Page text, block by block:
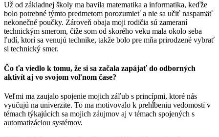
Už od základnej školy ma bavila matematika a informatika, keďže
bolo potrebné týmto predmetom porozumieť a nie sa učiť naspamäť
nekonečné poučky. Zároveň obaja moji rodičia sú zameraní
technickým smerom, čiže som od skorého veku mala okolo seba
ľudí, ktorí sa venujú technike, takže bolo pre mňa prirodzené vybrať
si technický smer.
Čo ťa viedlo k tomu, že si sa začala zapájať do odborných
aktivít aj vo svojom voľnom čase?
Veľmi ma zaujalo spojenie mojich záľub s princípmi, ktoré nás
vyučujú na univerzite. To ma motivovalo k prehĺbeniu vedomostí v
témach týkajúcich sa mojich záujmov aj v témach spojených s
automatizáciou systémov.